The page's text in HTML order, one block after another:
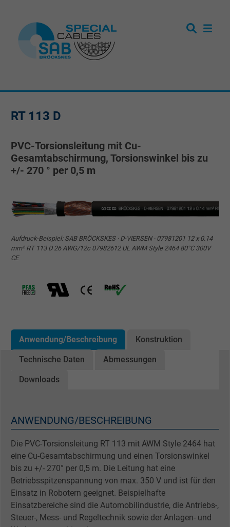
RT 113 D
PVC-Torsionsleitung mit Cu-
Gesamtabschirmung, Torsionswinkel bis zu
+/- 270 ° per 0,5 m
Aufdruck-Beispiel: SAB BRÖCKSKES · D-VIERSEN · 07981201 12 x 0.14
mm² RT 113 D 26 AWG/12c 07982612 UL AWM Style 2464 80°C 300V
CE
Anwendung/Beschreibung Konstruktion
Technische Daten Abmessungen
Downloads
ANWENDUNG/BESCHREIBUNG
Die PVC-Torsionsleitung RT 113 mit AWM Style 2464 hat
eine Cu-Gesamtabschirmung und einen Torsionswinkel
bis zu +/- 270° per 0,5 m. Die Leitung hat eine
Betriebsspitzenspannung von max. 350 V und ist für den
Einsatz in Robotern geeignet. Beispielhafte
Einsatzbereiche sind die Automobilindustrie, die Antriebs-,
Steuer-, Mess- und Regeltechnik sowie der Anlagen- und